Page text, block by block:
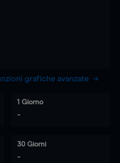
grafiche avanzate
1 Giorno
-
30 Giorni
-